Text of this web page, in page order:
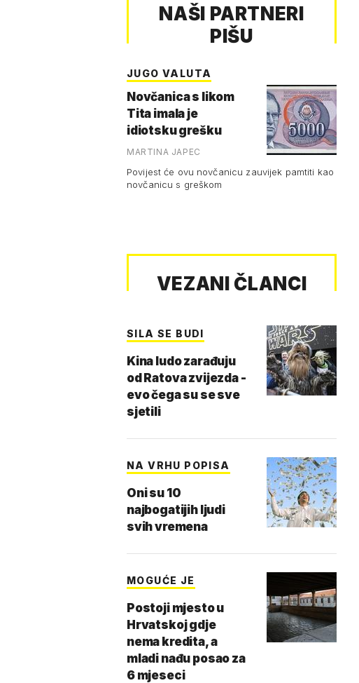
NAŠI PARTNERI
PIŠU
JUGO VALUTA
Novčanica s likom
Tita imala je
idiotsku grešku
MARTINA JAPEC
Povijest će ovu novčanicu zauvijek pamtiti kao
novčanicu s greškom
VEZANI ČLANCI
SILA SE BUDI
Kina ludo zarađuju
od Ratova zvijezda -
evo čega su se sve
sjetili
NA VRHU POPISA
Oni su 10
najbogatijih ljudi
svih vremena
MOGUĆE JE
Postoji mjesto u
Hrvatskoj gdje
nema kredita, a
mladi nađu posao za
6 mjeseci